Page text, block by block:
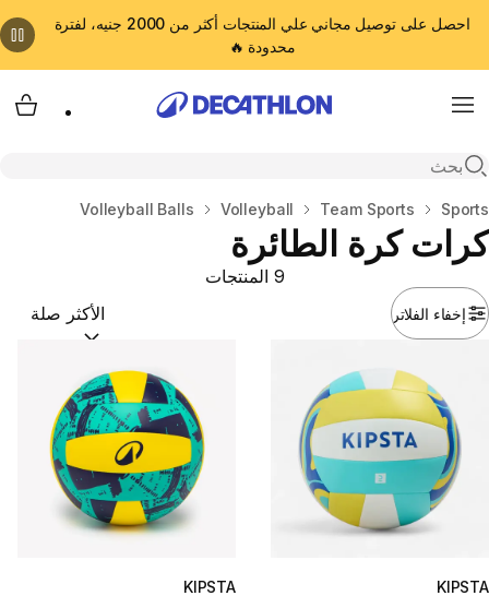
احصل على توصيل مجاني علي المنتجات أكثر من 2000 جنيه، لفترة
محدودة 🔥
Menu
Open search
المنزل
Sports
Team Sports
Volleyball
Volleyball Balls
كرات كرة الطائرة
إخفاء الفلاتر
9 المنتجات
ترتيب حسب:
KIPSTA
KIPSTA